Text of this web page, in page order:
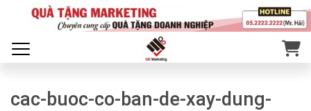
cac-buoc-co-ban-de-xay-dung-